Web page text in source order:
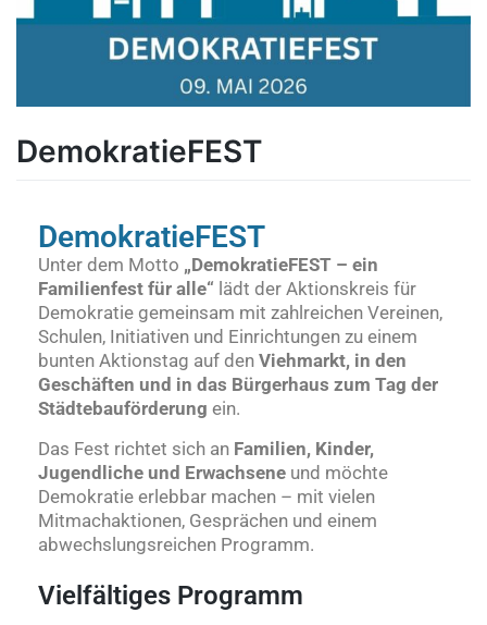
DemokratieFEST
DemokratieFEST
Unter dem Motto „DemokratieFEST – ein
Familienfest für alle“ lädt der Aktionskreis für
Demokratie gemeinsam mit zahlreichen Vereinen,
Schulen, Initiativen und Einrichtungen zu einem
bunten Aktionstag auf den Viehmarkt, in den
Geschäften und in das Bürgerhaus zum Tag der
Städtebauförderung ein.
Das Fest richtet sich an Familien, Kinder,
Jugendliche und Erwachsene und möchte
Demokratie erlebbar machen – mit vielen
Mitmachaktionen, Gesprächen und einem
abwechslungsreichen Programm.
Vielfältiges Programm